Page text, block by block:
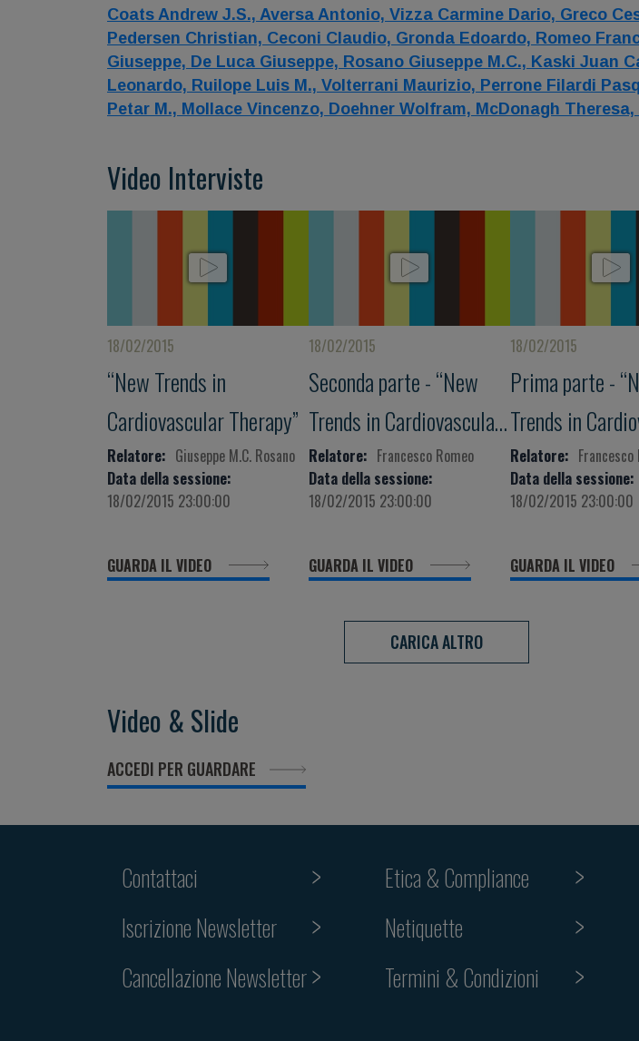
Coats Andrew J.S., Aversa Antonio, Vizza Carmine Dario, Greco
Pedersen Christian, Ceconi Claudio, Gronda Edoardo, Romeo
Giuseppe, De Luca Giuseppe, Rosano Giuseppe M.C., Kaski Juan
Leonardo, Ruilope Luis M., Volterrani Maurizio, Perrone Filardi
Petar M., Mollace Vincenzo, Doehner Wolfram, McDonagh Theresa,
Video Interviste
18/02/2015
“New Trends in
Cardiovascular Therapy”
Relatore: Giuseppe M.C. Rosano
Data della sessione:
18/02/2015 23:00:00
GUARDA IL VIDEO
18/02/2015
Seconda parte - “New
Trends in Cardiovascular
Therapy”
Relatore: Francesco Romeo
Data della sessione:
18/02/2015 23:00:00
GUARDA IL VIDEO
18/02/2015
Prima parte -
Trends in
Therapy”
Relatore: Francesco
Data della sessione:
18/02/2015 23:00:00
GUARDA IL VIDEO
CARICA ALTRO
Video & Slide
ACCEDI PER GUARDARE
Contattaci
Iscrizione Newsletter
Cancellazione Newsletter
Etica & Compliance
Netiquette
Termini & Condizioni